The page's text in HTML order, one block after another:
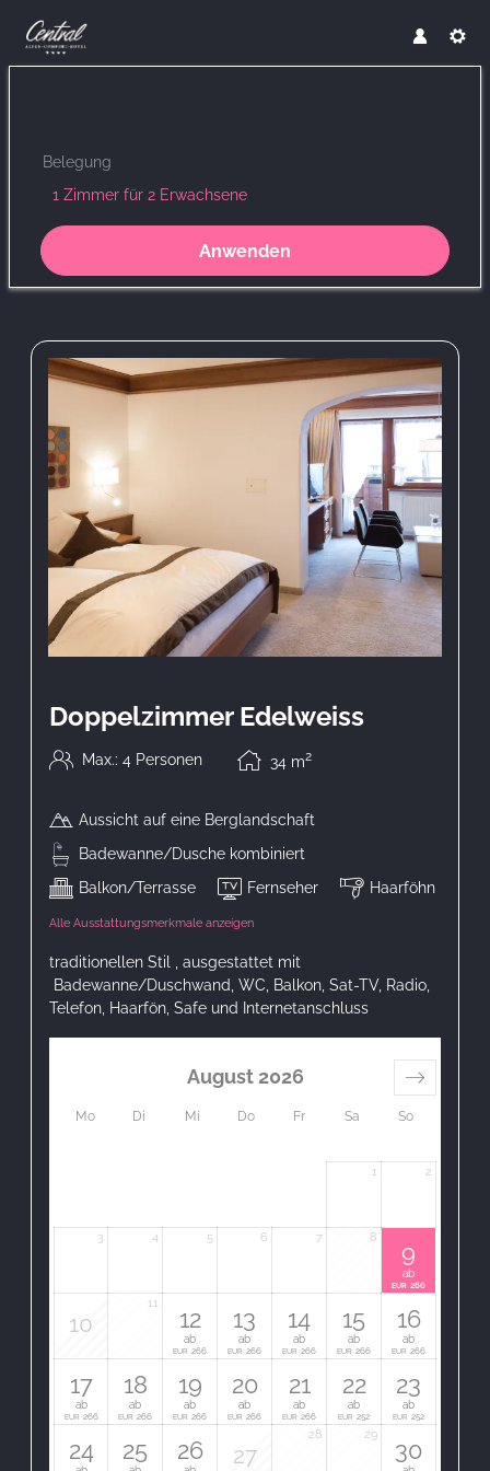
Belegung
1 Zimmer für 2 Erwachsene
Anwenden
Unsere Angebote im Zimmer
Doppelzimmer Edelweiss
Max.: 4 Personen 34 m2
Aussicht auf eine Berglandschaft
Badewanne/Dusche kombiniert
Balkon/Terrasse
Fernseher Haarföhn
Alle Ausstattungsmerkmale anzeigen
traditionellen Stil , ausgestattet mit
Badewanne/Duschwand, WC, Balkon, Sat-TV, Radio,
Telefon, Haarfön, Safe und Internetanschluss
Mo Di Mi Do Fr Sa So
August 2026
1 2
3 4 5 6 7 8
9
ab
EUR 266
10
11
12
ab
EUR 266
13
ab
EUR 266
14
ab
EUR 266
15
ab
EUR 266
16
ab
EUR 266
17
ab
EUR 266
18
ab
EUR 266
19
ab
EUR 266
20
ab
EUR 266
21
ab
EUR 266
22
ab
EUR 252
23
ab
EUR 252
24 25 26 27
28 29
30